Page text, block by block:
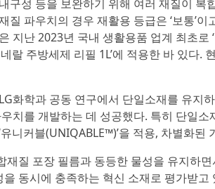
구성 등을 보완하기 위해 여러 재질이
질 파우치의 경우 재활용 등급은 ‘보통’
지난 2023년 국내 생활용품 업계 최초로
랄 주방세제 리필 1L’에 적용한 바 있다.
화학과 공동 연구에서 단일소재를 유지
치를 개발하는 데 성공했다. 특히 단일
니커블(UNIQABLE™)’을 적용, 차별화된
재질 포장 필름과 동등한 물성을 유지하
동시에 충족하는 혁신 소재로 평가받